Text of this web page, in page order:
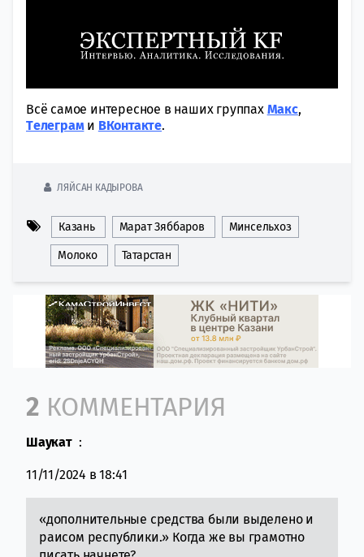
Всё самое интересное в наших группах Макс,
Tелеграми ВКонтакте.
ЛЯЙСАН КАДЫРОВА
Казань Марат Зяббаров Минсельхоз
Молоко Татарстан
Comment section
2 КОММЕНТАРИЯ
Шаукат :
11/11/2024 в 18:41
«дополнительные средства были выделено и
раисом республики.» Когда же вы грамотно